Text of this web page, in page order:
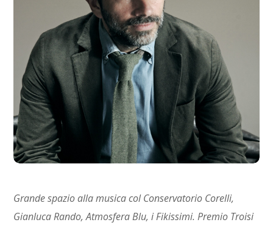
Grande spazio alla musica col Conservatorio Corelli,
Gianluca Rando, Atmosfera Blu, i Fikissimi. Premio Troisi